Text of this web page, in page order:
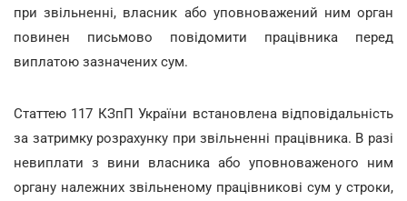
при звільненні, власник або уповноважений ним орган
повинен письмово повідомити працівника перед
виплатою зазначених сум.
Статтею 117 КЗпП України встановлена відповідальність
за затримку розрахунку при звільненні працівника. В разі
невиплати з вини власника або уповноваженого ним
органу належних звільненому працівникові сум у строки,